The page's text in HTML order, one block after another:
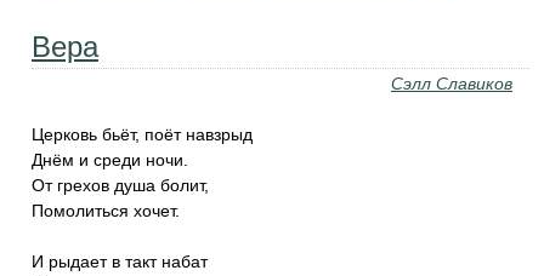
Вера
Сэлл Славиков
Церковь бьёт, поёт навзрыд
Днём и среди ночи.
От грехов душа болит,
Помолиться хочет.
И рыдает в такт набат